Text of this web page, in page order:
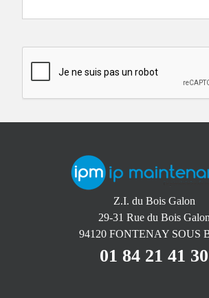
Z.I. du Bois Galon
29-31 Rue du Bois Galon
94120 FONTENAY SOUS
01 84 21 41 30